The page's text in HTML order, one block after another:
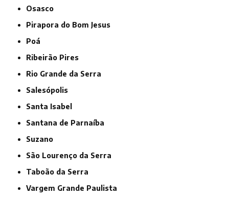
Osasco
Pirapora do Bom Jesus
Poá
Ribeirão Pires
Rio Grande da Serra
Salesópolis
Santa Isabel
Santana de Parnaíba
Suzano
São Lourenço da Serra
Taboão da Serra
Vargem Grande Paulista